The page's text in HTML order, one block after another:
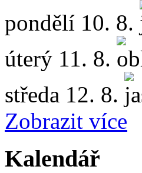
pondělí 10. 8.
úterý 11. 8.
středa 12. 8.
Zobrazit více
Kalendář